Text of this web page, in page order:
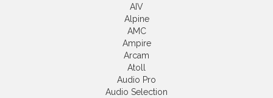
AIV
Alpine
AMC
Ampire
Arcam
Atoll
Audio Pro
Audio Selection